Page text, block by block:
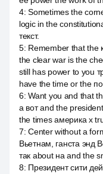
4:Sometimes the
logic in the
текст.
5: Remember that the
the clear war is the
still has power to you
have the time or the
6:Want you and that
а вот and the
the times америка х
7:Center without a
Вьетнам, ганста энд
так about на and the
8: Президент сити